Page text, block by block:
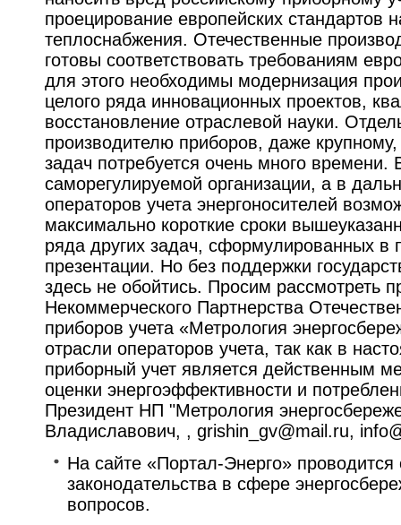
проецирование европейских стандартов
теплоснабжения. Отечественные
готовы соответствовать требованиям
для этого необходимы модернизация
целого ряда инновационных проектов,
восстановление отраслевой науки.
производителю приборов, даже
задач потребуется очень много времени.
саморегулируемой организации, а в
операторов учета энергоносителей
максимально короткие сроки
ряда других задач, сформулированных в
презентации. Но без поддержки
здесь не обойтись. Просим рассмотреть
Некоммерческого Партнерства
приборов учета «Метрология
отрасли операторов учета, так как в
приборный учет является действенным
оценки энергоэффективности и
Президент НП "Метрология
Владиславович, , grishin_gv@mail.ru,
На сайте «Портал-Энерго»
законодательства в сфере
вопросов.